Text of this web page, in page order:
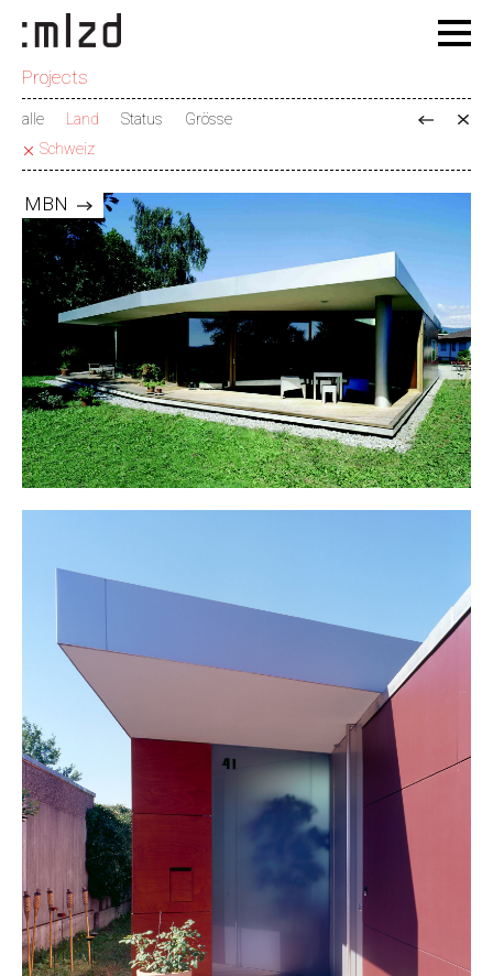
Projects
alle Land Status
Grösse
Schweiz
MBN